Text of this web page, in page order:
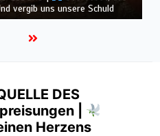
DES
|
Herzens